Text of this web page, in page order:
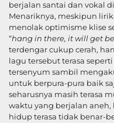
berjalan santai dan vokal
Menariknya, meskipun
menolak optimisme klise
“hang in there, it will get
terdengar cukup cerah,
lagu tersebut terasa
tersenyum sambil
untuk berpura-pura baik
seharusnya masih terasa
waktu yang berjalan
hidup terasa tidak benar-